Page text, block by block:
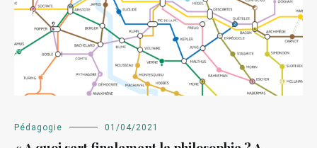
Pédagogie 01/04/2021